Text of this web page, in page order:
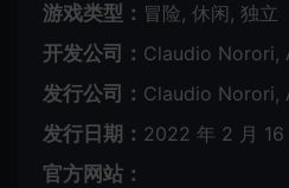
游戏类型： 冒险, 休闲, 独立
开发公司： Claudio Norori,
发行公司： Claudio Norori,
发行日期： 2022 年 2 月 16
官方网站：